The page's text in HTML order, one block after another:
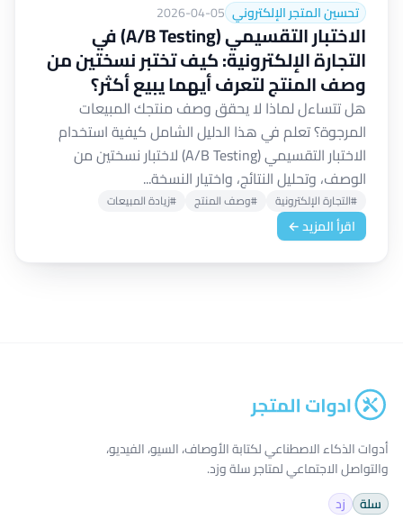
تحسين المتجر الإلكتروني 2026-04-05
الاختبار التقسيمي (A/B Testing) في
التجارة الإلكترونية: كيف تختبر نسختين من
وصف المنتج لتعرف أيهما يبيع أكثر؟
هل تتساءل لماذا لا يحقق وصف منتجك المبيعات
المرجوة؟ تعلم في هذا الدليل الشامل كيفية استخدام
الاختبار التقسيمي (A/B Testing) لاختبار نسختين من
الوصف، وتحليل النتائج، واختيار النسخة...
#التجارة الإلكترونية #وصف المنتج #زيادة المبيعات
اقرأ المزيد ←
أدوات الذكاء الاصطناعي لكتابة الأوصاف، السيو، الفيديو،
والتواصل الاجتماعي لمتاجر سلة وزد.
سلة
زد